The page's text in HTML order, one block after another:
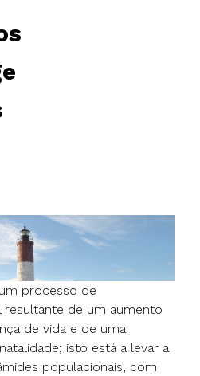
processo de
resultante de um aumento
de vida e de uma
isto está a levar a
populacionais, com